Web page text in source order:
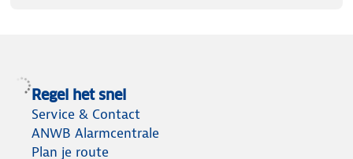
Regel het snel
Service & Contact
ANWB Alarmcentrale
Plan je route